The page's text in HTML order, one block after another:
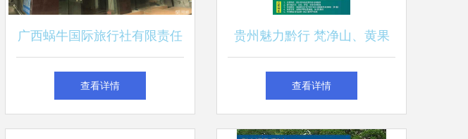
广西蜗牛国际旅行社有限责任
公司柳州三中路营业部 品质
查看详情
贵州魅力黔行 梵净山、黄果
树、陡坡塘瀑布与镇远古镇双
查看详情